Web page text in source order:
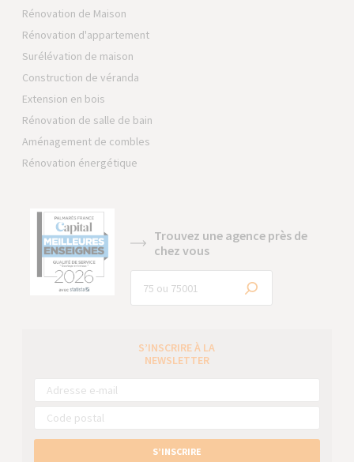
Rénovation de Maison
Rénovation d'appartement
Surélévation de maison
Construction de véranda
Extension en bois
Rénovation de salle de bain
Aménagement de combles
Rénovation énergétique
Trouvez une agence près de
chez vous
S’INSCRIRE À LA
NEWSLETTER
S’INSCRIRE